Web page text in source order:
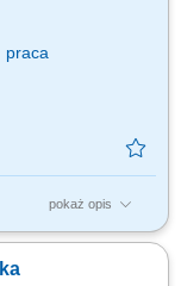
praca
pokaż opis
elektronicznych